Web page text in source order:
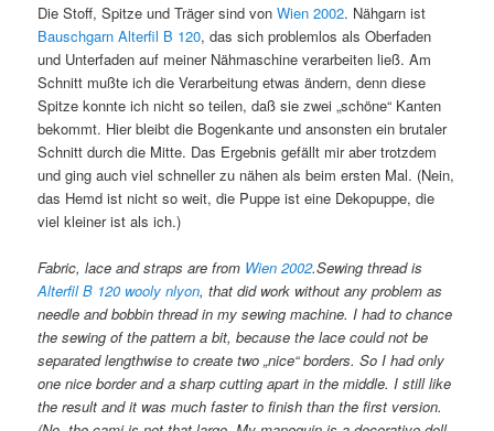
Die Stoff, Spitze und Träger sind vonWien 2002. Nähgarn ist
Bauschgarn Alterfil B 120, das sich problemlos als Oberfaden
und Unterfaden auf meiner Nähmaschine verarbeiten ließ. Am
Schnitt mußte ich die Verarbeitung etwas ändern, denn diese
Spitze konnte ich nicht so teilen, daß sie zwei „schöne“ Kanten
bekommt. Hier bleibt die Bogenkante und ansonsten ein brutaler
Schnitt durch die Mitte. Das Ergebnis gefällt mir aber trotzdem
und ging auch viel schneller zu nähen als beim ersten Mal. (Nein,
das Hemd ist nicht so weit, die Puppe ist eine Dekopuppe, die
viel kleiner ist als ich.)
Fabric, lace and straps are from Wien 2002.Sewing thread is
Alterfil B 120 wooly nlyon, that did work without any problem as
needle and bobbin thread in my sewing machine. I had to chance
the sewing of the pattern a bit, because the lace could not be
separated lengthwise to create two „nice“ borders. So I had only
one nice border and a sharp cutting apart in the middle. I still like
the result and it was much faster to finish than the first version.